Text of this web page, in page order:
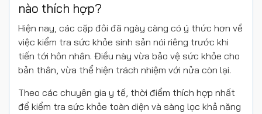
nào thích hợp?
Hiện nay, các cặp đôi đã ngày càng có ý thức hơn về
việc kiểm tra sức khỏe sinh sản nói riêng trước khi
tiến tới hôn nhân. Điều này vừa bảo vệ sức khỏe cho
bản thân, vừa thể hiện trách nhiệm với nửa còn lại.
Theo các chuyên gia y tế, thời điểm thích hợp nhất
để kiểm tra sức khỏe toàn diện và sàng lọc khả năng